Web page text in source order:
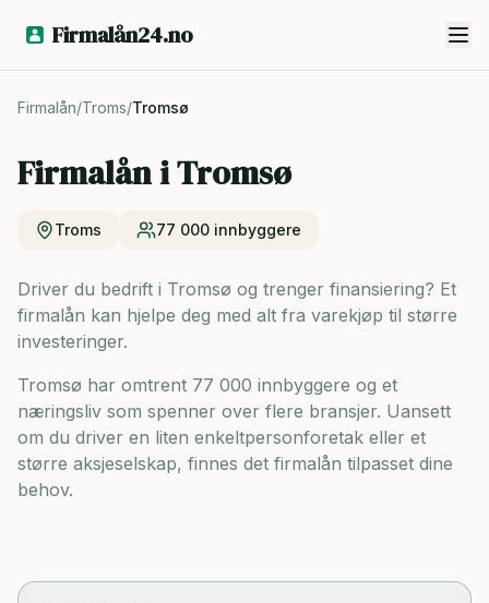
Firmalån24.no
Firmalån/Troms/Tromsø
Firmalån iTromsø
Troms 77 000 innbyggere
Driver du bedrift i Tromsø og trenger finansiering? Et
firmalån kan hjelpe deg med alt fra varekjøp til større
investeringer.
Tromsø har omtrent 77 000 innbyggere og et
næringsliv som spenner over flere bransjer. Uansett
om du driver en liten enkeltpersonforetak eller et
større aksjeselskap, finnes det firmalån tilpasset dine
behov.